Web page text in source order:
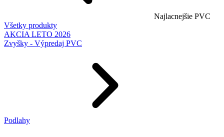
Najlacnejšie PVC
Všetky produkty
AKCIA LETO 2026
Zvyšky - Výpredaj PVC
Podlahy